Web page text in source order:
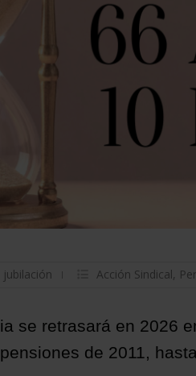
jubilación Acción Sindical,
se retrasará en 2026
de 2011,